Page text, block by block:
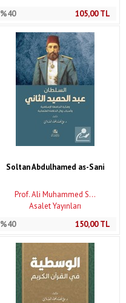
%40
105,00TL
Soltan Abdulhamed as-Sani
Prof. Ali Muhammed S...
Asalet Yayınları
%40
150,00TL